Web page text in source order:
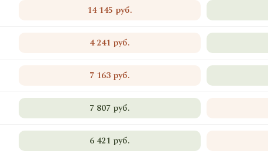
14 145 руб.
4 241 руб.
7 163 руб.
7 807 руб.
6 421 руб.